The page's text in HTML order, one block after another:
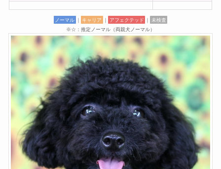
ノーマル ｜ キャリア ｜ アフェクテッド ｜
未検査
※☆：推定ノーマル（両親犬ノーマル）